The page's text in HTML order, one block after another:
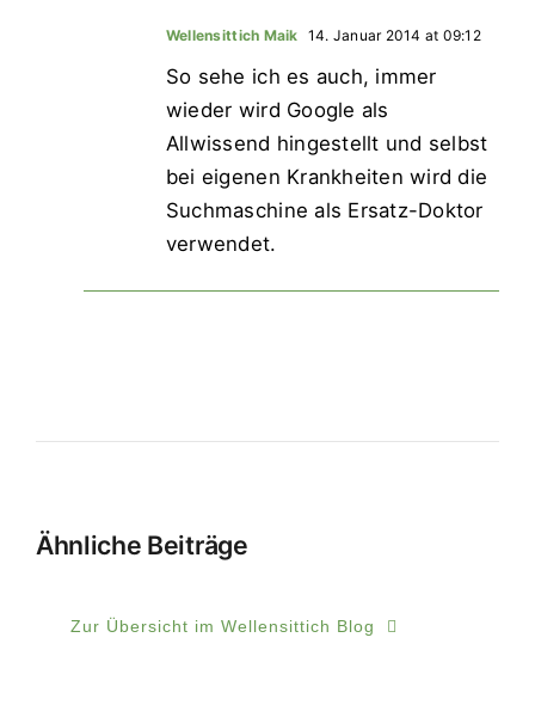
Wellensittich Maik 14. Januar 2014 at 09:12
So sehe ich es auch, immer
wieder wird Google als
Allwissend hingestellt und selbst
bei eigenen Krankheiten wird die
Suchmaschine als Ersatz-Doktor
verwendet.
Ähnliche Beiträge
Zur Übersicht im Wellensittich Blog